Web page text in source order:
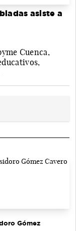
asiste a
Cuenca,
Gómez